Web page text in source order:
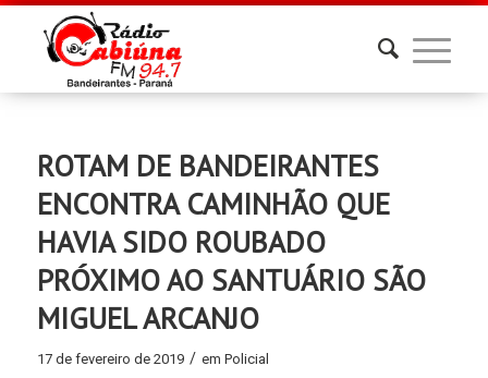
ROTAM DE BANDEIRANTES
ENCONTRA CAMINHÃO QUE
HAVIA SIDO ROUBADO
PRÓXIMO AO SANTUÁRIO SÃO
MIGUEL ARCANJO
17 de fevereiro de 2019 / em Policial